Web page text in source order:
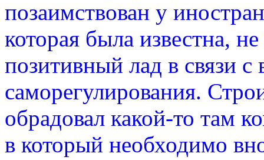
позаимствован у
которая была известна,
позитивный лад в связи
саморегулирования.
обрадовал какой-то там
в который необходимо